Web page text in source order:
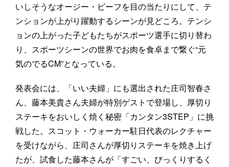
いしそうなオージー・ビーフを目の当たりにして、テ
ンションが上がり躍動するシーンが見どころ。テンシ
ョンの上がった子どもたちがスポーツ選手に切り替わ
り、スポーツシーンの世界でお肉を食卓まで繋ぐ“元
気のでるCM”となっている。
発表会には、「いい夫婦」にも選出された庄司智春さ
ん、藤本美貴さん夫婦が特別ゲストで登場し、厚切り
ステーキをおいしく焼く秘密「カンタン3STEP」に挑
戦した。スコット・ウォーカー駐日代表のレクチャー
を受けながら、庄司さんが厚切りステーキを焼き上げ
たが、試食した藤本さんが「すごい、びっくりするく